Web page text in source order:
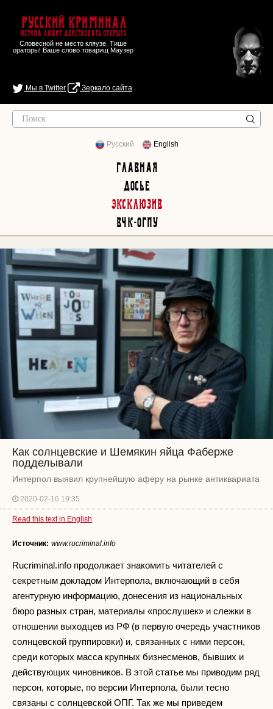
Русский Криминал
Истина любит действовать открыто
Словесной не место кляузе. Тише
ораторы! Ваше слово товарищ Маузер
Мы в Twitter Зеркало сайта
Русский English
Главная
Досье
Эксклюзив
ВЧК-ОГПУ
Как солнцевские и Шемякин яйца Фаберже
подделывали
Интерпол выявил крупнейшую аферу на рынке антиквариата
2020-02-16 19:35
Read this text in English
Источник: www.rucriminal.info
Rucriminal.info продолжает знакомить читателей с
секретным докладом Интерпола, включающий в себя
агентурную информацию, донесения из национальных
бюро разных стран, материалы «прослушек» и слежки в
отношении выходцев из РФ (в первую очередь участников
солнцевской группировки) и, связанных с ними персон,
среди которых масса крупных бизнесменов, бывших и
действующих чиновников. В этой статье мы приводим ряд
персон, которые, по версии Интерпола, были тесно
связаны с солнцевской ОПГ. Так же мы приведем